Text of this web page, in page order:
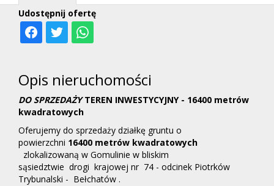
Udostępnij ofertę
Opis nieruchomości
DO SPRZEDAŻYTEREN INWESTYCYJNY - 16400 metrów
kwadratowych
Oferujemy do sprzedaży działkę gruntu o
powierzchni 16400 metrów kwadratowych
zlokalizowaną w Gomulinie w bliskim
sąsiedztwie drogi krajowej nr 74 - odcinek Piotrków
Trybunalski - Bełchatów .